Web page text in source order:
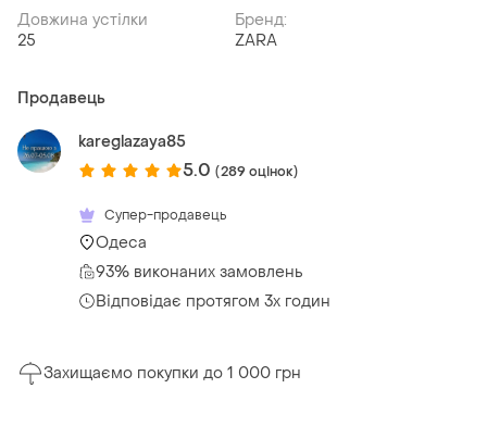
Довжина устілки
25
Бренд:
ZARA
Продавець
kareglazaya85
5.0 (289 оцінок)
Супер-продавець
Одеса
93% виконаних замовлень
Відповідає протягом 3х годин
Захищаємо покупки до 1 000 грн